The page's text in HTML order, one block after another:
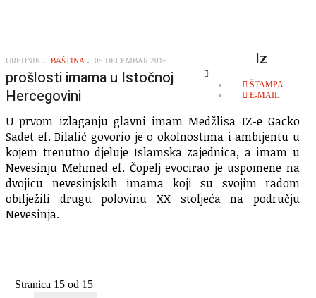
UREDNIK BAŠTINA 05 DECEMBAR 2016
ŠTAMPA
E-MAIL
Iz
prošlosti imama u Istočnoj
Hercegovini
U prvom izlaganju glavni imam Medžlisa IZ-e Gacko
Sadet ef. Bilalić govorio je o okolnostima i ambijentu u
kojem trenutno djeluje Islamska zajednica, a imam u
Nevesinju Mehmed ef. Čopelj evocirao je uspomene na
dvojicu nevesinjskih imama koji su svojim radom
obilježili drugu polovinu XX stoljeća na području
Nevesinja.
Stranica 15 od 15